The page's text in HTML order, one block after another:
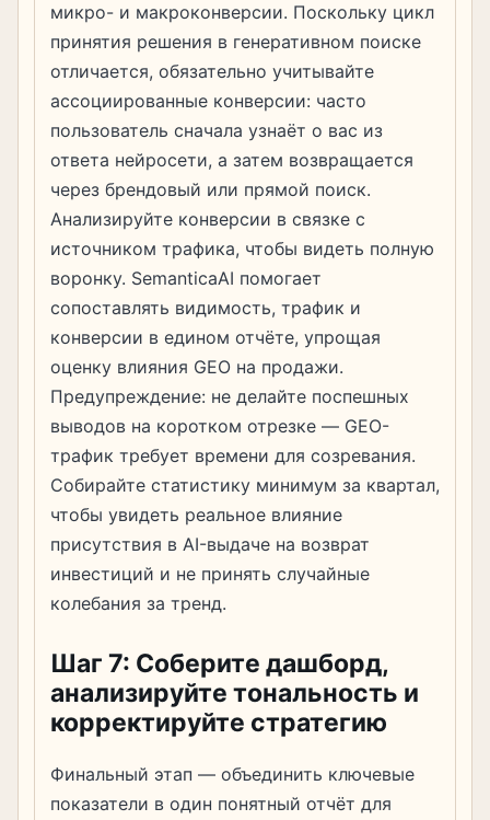
микро- и макроконверсии. Поскольку цикл
принятия решения в генеративном поиске
отличается, обязательно учитывайте
ассоциированные конверсии: часто
пользователь сначала узнаёт о вас из
ответа нейросети, а затем возвращается
через брендовый или прямой поиск.
Анализируйте конверсии в связке с
источником трафика, чтобы видеть полную
воронку. SemanticaAI помогает
сопоставлять видимость, трафик и
конверсии в едином отчёте, упрощая
оценку влияния GEO на продажи.
Предупреждение: не делайте поспешных
выводов на коротком отрезке — GEO-
трафик требует времени для созревания.
Собирайте статистику минимум за квартал,
чтобы увидеть реальное влияние
присутствия в AI-выдаче на возврат
инвестиций и не принять случайные
колебания за тренд.
Шаг 7: Соберите дашборд,
анализируйте тональность и
корректируйте стратегию
Финальный этап — объединить ключевые
показатели в один понятный отчёт для